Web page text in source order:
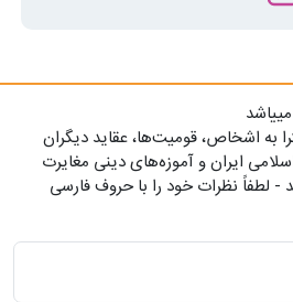
به اشخاص، قومیت‌ها، عقاید دیگران
ایران و آموزه‌های دینی مغایرت
لطفاً نظرات خود را با حروف فارسی